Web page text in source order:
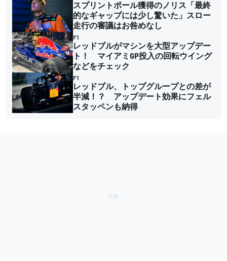
スプリントポール獲得のノリス「最終
的なギャップには少し驚いた」スロー
走行の審議はお咎めなし
F1
レッドブルがマシンを大型アップデー
ト！ マイアミGP投入の回転ウイング
などをチェック
F1
レッドブル、トップグループとの差が
半減！？ アップデート効果にフェル
スタッペンも納得